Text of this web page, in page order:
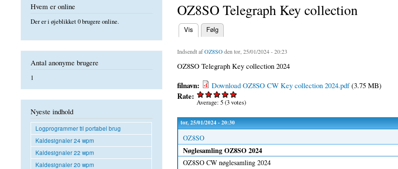
OZ8SO Telegraph Key collection
Primære faneblade
Vis
(aktiv fane) Følg
Indsendt afOZ8SOden tor, 25/01/2024 - 20:23
OZ8SO Telegraph Key collection 2024
filnavn: Download OZ8SO CW Key collection 2024.pdf (3.75 MB)
Rate:
Average: 5 (3votes)
tor, 25/01/2024 - 20:30
OZ8SO
Nøglesamling OZ8SO 2024
OZ8SO CW nøglesamling 2024
Hvem er online
Der er i øjeblikket 0 brugere online.
Antal anonyme brugere
1
Nyeste indhold
Logprogrammer til portabel brug
Kaldesignaler 24 wpm
Kaldesignaler 22 wpm
Kaldesignaler 20 wpm